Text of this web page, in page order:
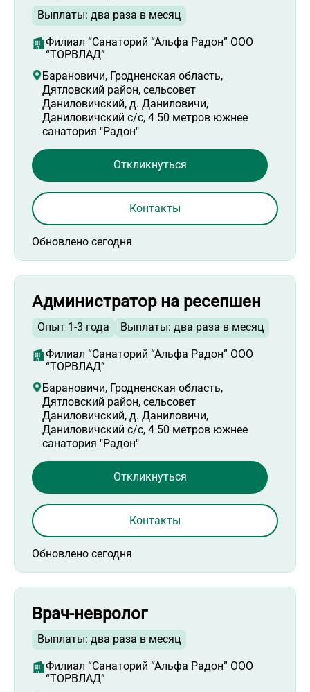
Выплаты: два раза в месяц
Филиал “Санаторий “Альфа Радон” ООО
“ТОРВЛАД”
Барановичи, Гродненская область,
Дятловский район, сельсовет
Даниловичский, д. Даниловичи,
Даниловичский с/с, 4 50 метров южнее
санатория "Радон"
Обновлено сегодня
Откликнуться
Контакты
Администратор на ресепшен
Опыт 1-3 года Выплаты: два раза в месяц
Филиал “Санаторий “Альфа Радон” ООО
“ТОРВЛАД”
Барановичи, Гродненская область,
Дятловский район, сельсовет
Даниловичский, д. Даниловичи,
Даниловичский с/с, 4 50 метров южнее
санатория "Радон"
Обновлено сегодня
Откликнуться
Контакты
Врач-невролог
Выплаты: два раза в месяц
Филиал “Санаторий “Альфа Радон” ООО
“ТОРВЛАД”